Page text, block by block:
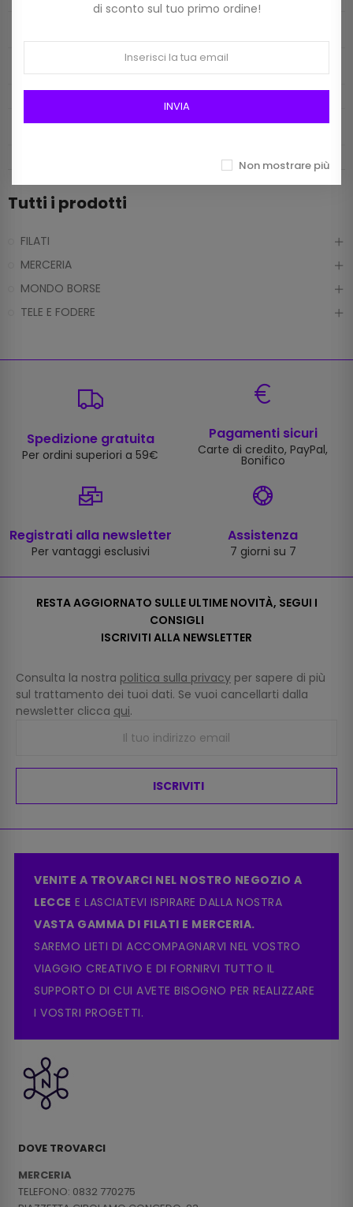
INFO CONTATTI
Tutti i prodotti
FILATI
MERCERIA
MONDO BORSE
TELE E FODERE
Spedizione gratuita
Per ordini superiori a 59€
Pagamenti sicuri
Carte di credito, PayPal,
Bonifico
Registrati alla newsletter
Per vantaggi esclusivi
Assistenza
7 giorni su 7
RESTA AGGIORNATO SULLE ULTIME NOVITÀ, SEGUI I
CONSIGLI
ISCRIVITI ALLA NEWSLETTER
Consulta la nostra politica sulla privacy per sapere di più
sul trattamento dei tuoi dati. Se vuoi cancellarti dalla
newsletter clicca qui.
ISCRIVITI
VENITE A TROVARCI NEL NOSTRO NEGOZIO A
LECCE E LASCIATEVI ISPIRARE DALLA NOSTRA
VASTA GAMMA DI FILATI E MERCERIA.
SAREMO LIETI DI ACCOMPAGNARVI NEL VOSTRO
VIAGGIO CREATIVO E DI FORNIRVI TUTTO IL
SUPPORTO DI CUI AVETE BISOGNO PER REALIZZARE
I VOSTRI PROGETTI.
DOVE TROVARCI
MERCERIA
TELEFONO: 0832 770275
di sconto sul tuo primo ordine!
INVIA
Non mostrare più